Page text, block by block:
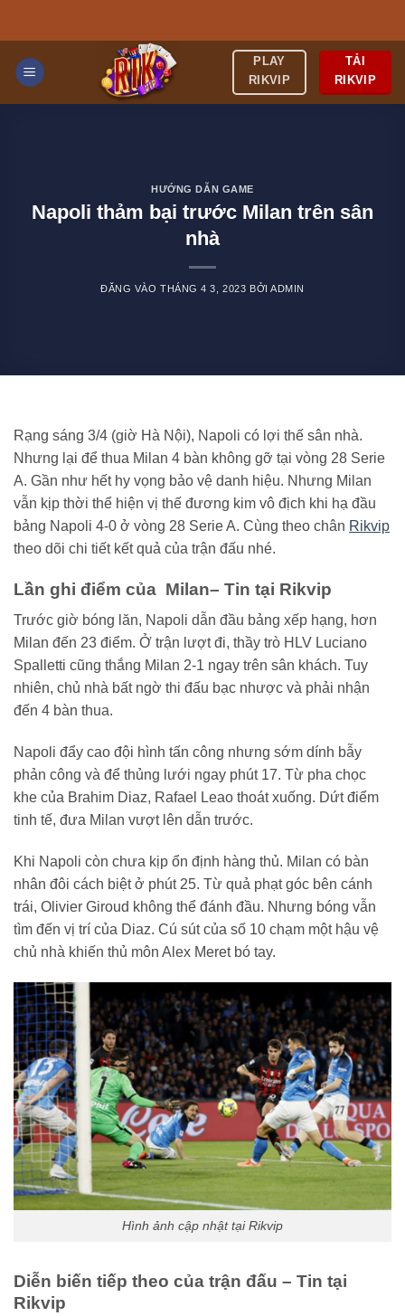
dung
PLAY
RIKVIP
TẢI
RIKVIP
HƯỚNG DẪN GAME
Napoli thảm bại trước Milan trên sân
nhà
ĐĂNG VÀO THÁNG 4 3, 2023 BỞIADMIN
Rạng sáng 3/4 (giờ Hà Nội), Napoli có lợi thế sân nhà.
Nhưng lại để thua Milan 4 bàn không gỡ tại vòng 28 Serie
A. Gần như hết hy vọng bảo vệ danh hiệu. Nhưng Milan
vẫn kịp thời thể hiện vị thế đương kim vô địch khi hạ đầu
bảng Napoli 4-0 ở vòng 28 Serie A. Cùng theo chân Rikvip
theo dõi chi tiết kết quả của trận đấu nhé.
Lần ghi điểm của Milan– Tin tại Rikvip
Trước giờ bóng lăn, Napoli dẫn đầu bảng xếp hạng, hơn
Milan đến 23 điểm. Ở trận lượt đi, thầy trò HLV Luciano
Spalletti cũng thắng Milan 2-1 ngay trên sân khách. Tuy
nhiên, chủ nhà bất ngờ thi đấu bạc nhược và phải nhận
đến 4 bàn thua.
Napoli đẩy cao đội hình tấn công nhưng sớm dính bẫy
phản công và để thủng lưới ngay phút 17. Từ pha chọc
khe của Brahim Diaz, Rafael Leao thoát xuống. Dứt điểm
tinh tế, đưa Milan vượt lên dẫn trước.
Khi Napoli còn chưa kịp ổn định hàng thủ. Milan có bàn
nhân đôi cách biệt ở phút 25. Từ quả phạt góc bên cánh
trái, Olivier Giroud không thể đánh đầu. Nhưng bóng vẫn
tìm đến vị trí của Diaz. Cú sút của số 10 chạm một hậu vệ
chủ nhà khiến thủ môn Alex Meret bó tay.
Hình ảnh cập nhật tại Rikvip
Diễn biến tiếp theo của trận đấu – Tin tại
Rikvip